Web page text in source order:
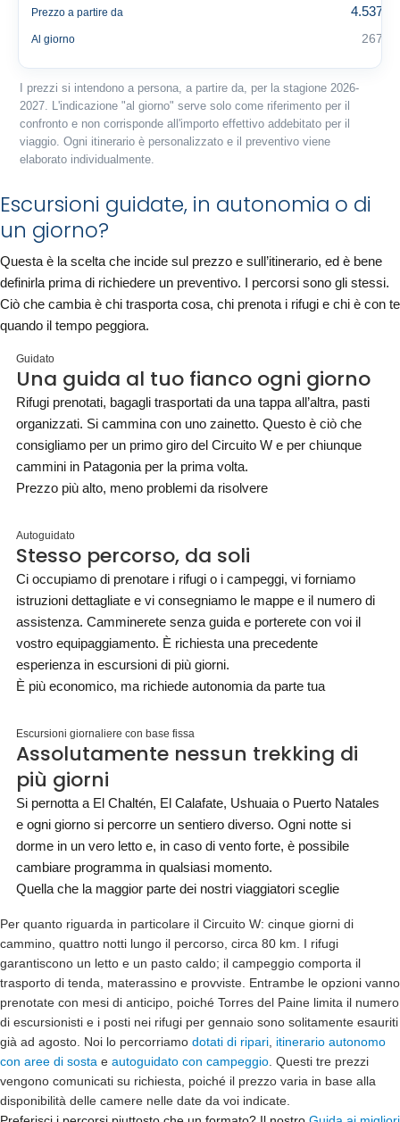
Prezzo a partire da 4.537 €
Al giorno 267 €
I prezzi si intendono a persona, a partire da, per la stagione 2026-
2027. L'indicazione "al giorno" serve solo come riferimento per il
confronto e non corrisponde all'importo effettivo addebitato per il
viaggio. Ogni itinerario è personalizzato e il preventivo viene
elaborato individualmente.
Escursioni guidate, in autonomia o di
un giorno?
Questa è la scelta che incide sul prezzo e sull’itinerario, ed è bene
definirla prima di richiedere un preventivo. I percorsi sono gli stessi.
Ciò che cambia è chi trasporta cosa, chi prenota i rifugi e chi è con te
quando il tempo peggiora.
Guidato
Una guida al tuo fianco ogni giorno
Rifugi prenotati, bagagli trasportati da una tappa all’altra, pasti
organizzati. Si cammina con uno zainetto. Questo è ciò che
consigliamo per un primo giro del Circuito W e per chiunque
cammini in Patagonia per la prima volta.
Prezzo più alto, meno problemi da risolvere
Autoguidato
Stesso percorso, da soli
Ci occupiamo di prenotare i rifugi o i campeggi, vi forniamo
istruzioni dettagliate e vi consegniamo le mappe e il numero di
assistenza. Camminerete senza guida e porterete con voi il
vostro equipaggiamento. È richiesta una precedente
esperienza in escursioni di più giorni.
È più economico, ma richiede autonomia da parte tua
Escursioni giornaliere con base fissa
Assolutamente nessun trekking di
più giorni
Si pernotta a El Chaltén, El Calafate, Ushuaia o Puerto Natales
e ogni giorno si percorre un sentiero diverso. Ogni notte si
dorme in un vero letto e, in caso di vento forte, è possibile
cambiare programma in qualsiasi momento.
Quella che la maggior parte dei nostri viaggiatori sceglie
Per quanto riguarda in particolare il Circuito W: cinque giorni di
cammino, quattro notti lungo il percorso, circa 80 km. I rifugi
garantiscono un letto e un pasto caldo; il campeggio comporta il
trasporto di tenda, materassino e provviste. Entrambe le opzioni vanno
prenotate con mesi di anticipo, poiché Torres del Paine limita il numero
di escursionisti e i posti nei rifugi per gennaio sono solitamente esauriti
già ad agosto. Noi lo percorriamo dotati di ripari itinerario autonomo
con aree di sosta e autoguidato con campeggio . Questi tre prezzi
vengono comunicati su richiesta, poiché il prezzo varia in base alla
disponibilità delle camere nelle date da voi indicate.